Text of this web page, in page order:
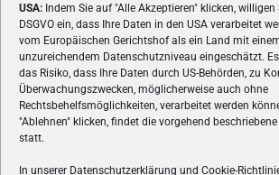
USA: Indem Sie auf "Alle Akzeptieren" klicken,
DSGVO ein, dass Ihre Daten in den USA verarbeitet
vom Europäischen Gerichtshof als ein Land mit
unzureichendem Datenschutzniveau eingeschätzt.
das Risiko, dass Ihre Daten durch US-Behörden, zu
Überwachungszwecken, möglicherweise auch ohne
Rechtsbehelfsmöglichkeiten, verarbeitet werden
"Ablehnen" klicken, findet die vorgehend
statt.
In unserer Datenschutzerklärung und Cookie-
ÜBER UNS
VON GAMERN, FÜR GAMER! Gamers.at ist
Spielemagazin Österreichs und bringt
Reviews und Videos zu PC- und
Hardware und aus der Welt des e-